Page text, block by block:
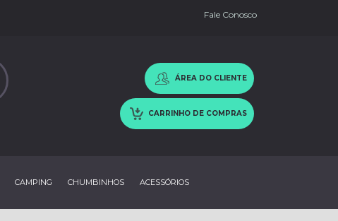
Fale Conosco
ÁREA DO CLIENTE
CARRINHO DE COMPRAS
CAMPING CHUMBINHOS ACESSÓRIOS